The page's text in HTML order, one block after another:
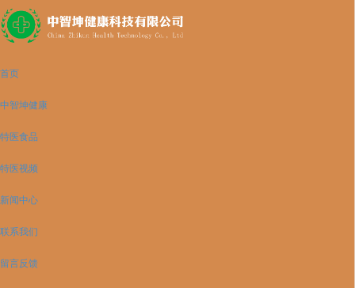
首页
中智坤健康
特医食品
特医视频
新闻中心
联系我们
留言反馈